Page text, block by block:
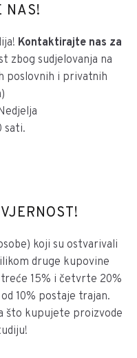
NAS!
Kontaktirajte nas za
zbog sudjelovanja na
poslovnih i privatnih
sati.
koji su ostvarivali
druge kupovine
15% i četvrte 20%
10% postaje trajan.
što kupujete proizvode